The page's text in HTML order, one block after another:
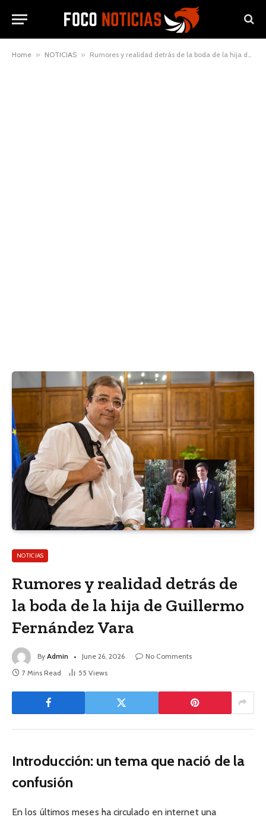
Home » NOTICIAS » Rumores y realidad detrás de la boda de la hija de Guillermo Fernández Vara
NOTICIAS
Rumores y realidad detrás de
la boda de la hija de Guillermo
Fernández Vara
By Admin June 26, 2026
No Comments
7 Mins Read
55 Views
Introducción: un tema que nació de la
confusión
En los últimos meses ha circulado en internet una